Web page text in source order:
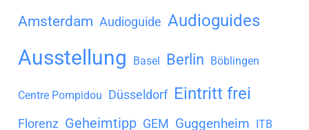
c
i
Amsterdam Audioguide Audioguides
Ausstellung Basel Berlin Böblingen
Centre Pompidou Düsseldorf Eintritt frei
Florenz Geheimtipp GEM Guggenheim ITB